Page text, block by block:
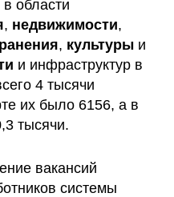
, недвижимости
, культуры
и инфраструктур в
4 тысячи
их было 6156, а в
тысячи.
вакансий